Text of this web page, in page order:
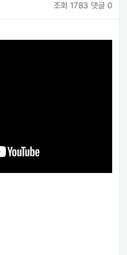
조회 1783 댓글 0